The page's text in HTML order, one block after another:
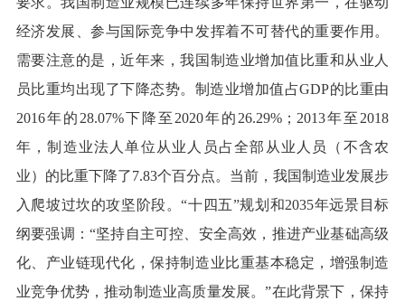
经济发展、参与国际竞争中发挥着不可替代的重要作用。
需要注意的是，近年来，我国制造业增加值比重和从业人
员比重均出现了下降态势。制造业增加值占GDP的比重由
2016年的28.07%下降至2020年的26.29%；2013年至2018
年，制造业法人单位从业人员占全部从业人员（不含农
业）的比重下降了7.83个百分点。当前，我国制造业发展步
入爬坡过坎的攻坚阶段。“十四五”规划和2035年远景目标
纲要强调：“坚持自主可控、安全高效，推进产业基础高级
化、产业链现代化，保持制造业比重基本稳定，增强制造
业竞争优势，推动制造业高质量发展。”在此背景下，保持